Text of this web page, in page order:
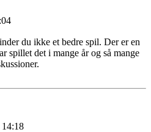
du ikke et bedre spil. Der er en
spillet det i mange år og så mange
14:18